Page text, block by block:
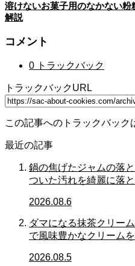
溶けないお菓子用のなかない
解説
コメント
0 トラックバック
トラックバックURL
この記事へのトラックバック
最近の記事
鍋の焦げたジャムの落
ついた汚れを綺麗に落
2026.08.6
ダマになる抹茶クリー
で風味豊かなクリーム
2026.08.5